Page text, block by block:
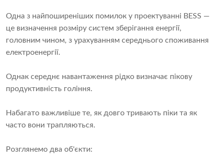
Одна з найпоширеніших помилок у проектуванні BESS —
це визначення розміру систем зберігання енергії,
головним чином, з урахуванням середнього споживання
електроенергії.
Однак середнє навантаження рідко визначає пікову
продуктивність гоління.
Набагато важливіше те, як довго тривають піки та як
часто вони трапляються.
Розглянемо два об'єкти: